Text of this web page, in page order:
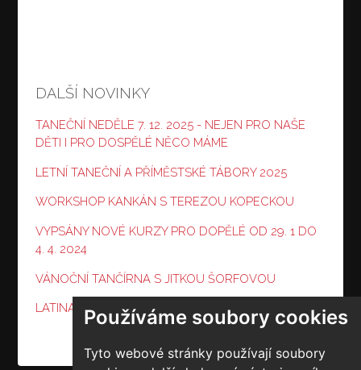
Používáme soubory cookies
Tyto webové stránky používají soubory
DALŠÍ NOVINKY
TANEČNÍ NEDĚLE 7. 12. 2025 - NEJEN PRO NAŠE
DĚTI I PRO DOSPĚLÉ NĚCO MÁME
LETNÍ TANEČNÍ A PŘÍMĚSTSKÉ TÁBORY 2025
WORKSHOP KANKÁN S TEREZOU KOPECKOU
VYPSÁNY NOVÉ KURZY PRO DOPĚLÉ OD 29. 1 DO
4. 4. 2024
VÁNOČNÍ TANČÍRNA S JITKOU ŠORFOVOU
LATINA "VÁNOČNÍ" MIX S MICHALEM KURTIŠEM